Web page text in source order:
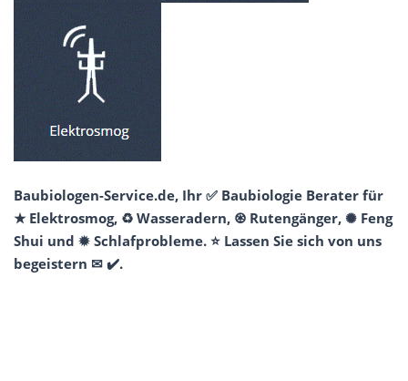
Baubiologen-Service.de, Ihr ✅ Baubiologie Berater für
★ Elektrosmog, ♻ Wasseradern, ♼ Rutengänger, ✺ Feng
Shui und ✹ Schlafprobleme. ⭐ Lassen Sie sich von uns
begeistern ✉ ✔️.